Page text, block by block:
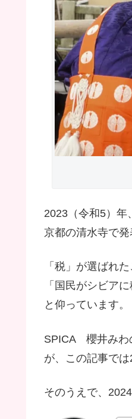
2023（令和5）年
京都の清水寺で発
「税」が選ばれ
「国民がシビア
と仰っています。
SPICA 櫻井みわ
が、この記事で
そのうえで、